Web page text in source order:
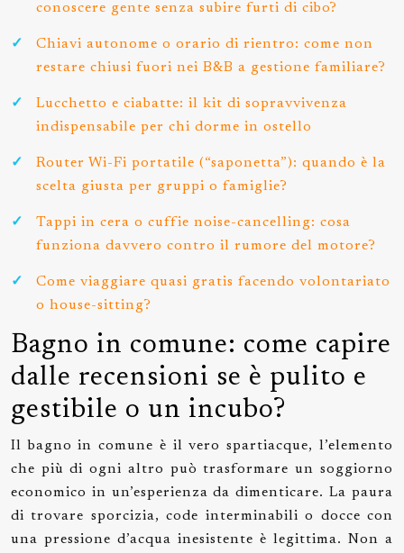
conoscere gente senza subire furti di cibo?
Chiavi autonome o orario di rientro: come non
restare chiusi fuori nei B&B a gestione familiare?
Lucchetto e ciabatte: il kit di sopravvivenza
indispensabile per chi dorme in ostello
Router Wi-Fi portatile (“saponetta”): quando è la
scelta giusta per gruppi o famiglie?
Tappi in cera o cuffie noise-cancelling: cosa
funziona davvero contro il rumore del motore?
Come viaggiare quasi gratis facendo volontariato
o house-sitting?
Bagno in comune: come capire
dalle recensioni se è pulito e
gestibile o un incubo?
Il bagno in comune è il vero spartiacque, l’elemento
che più di ogni altro può trasformare un soggiorno
economico in un’esperienza da dimenticare. La paura
di trovare sporcizia, code interminabili o docce con
una pressione d’acqua inesistente è legittima. Non a